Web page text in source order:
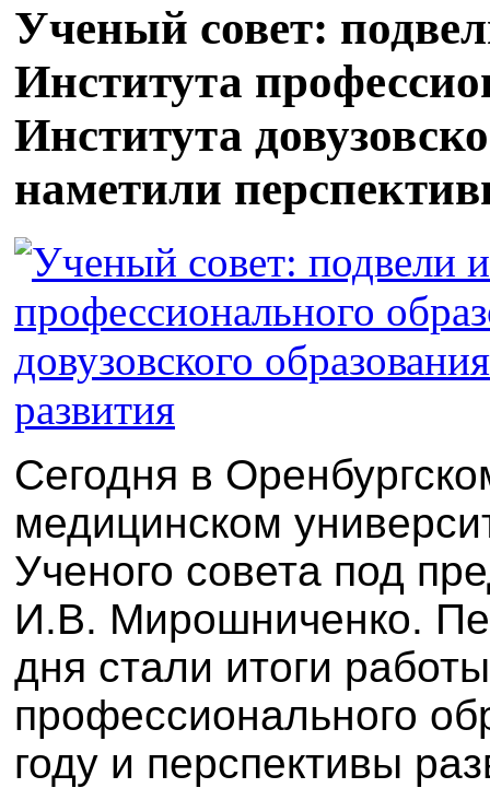
Ученый совет:
Института
Института
наметили
Сегодня в
медицинском
Ученого совета под
И.В. Мирошниченко.
дня стали итоги
профессионального
году и перспективы